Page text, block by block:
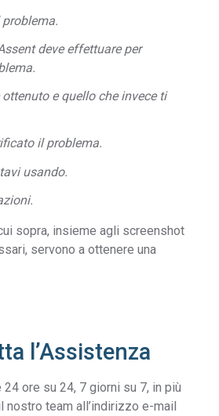
deve effettuare per
e quello che invece ti
il problema.
usando.
sopra, insieme agli screenshot
servono a ottenere una
l’Assistenza
ore su 24, 7 giorni su 7, in più
nostro team all’indirizzo e-mail